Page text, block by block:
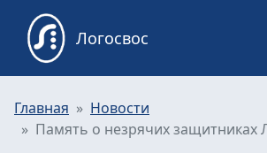
Логосвос
Главная
Новости
Память о незрячих защитниках